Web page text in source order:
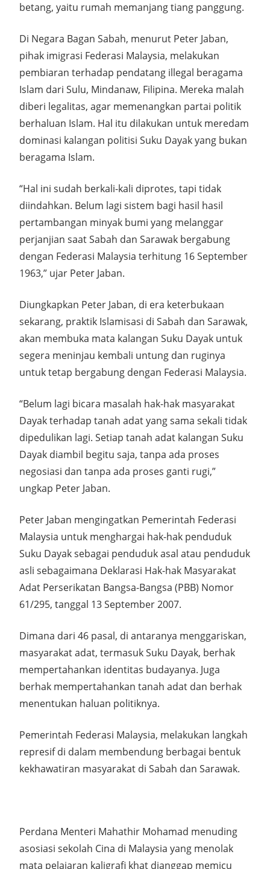
betang, yaitu rumah memanjang tiang panggung.
Di Negara Bagan Sabah, menurut Peter Jaban,
pihak imigrasi Federasi Malaysia, melakukan
pembiaran terhadap pendatang illegal beragama
Islam dari Sulu, Mindanaw, Filipina. Mereka malah
diberi legalitas, agar memenangkan partai politik
berhaluan Islam. Hal itu dilakukan untuk meredam
dominasi kalangan politisi Suku Dayak yang bukan
beragama Islam.
“Hal ini sudah berkali-kali diprotes, tapi tidak
diindahkan. Belum lagi sistem bagi hasil hasil
pertambangan minyak bumi yang melanggar
perjanjian saat Sabah dan Sarawak bergabung
dengan Federasi Malaysia terhitung 16 September
1963,” ujar Peter Jaban.
Diungkapkan Peter Jaban, di era keterbukaan
sekarang, praktik Islamisasi di Sabah dan Sarawak,
akan membuka mata kalangan Suku Dayak untuk
segera meninjau kembali untung dan ruginya
untuk tetap bergabung dengan Federasi Malaysia.
“Belum lagi bicara masalah hak-hak masyarakat
Dayak terhadap tanah adat yang sama sekali tidak
dipedulikan lagi. Setiap tanah adat kalangan Suku
Dayak diambil begitu saja, tanpa ada proses
negosiasi dan tanpa ada proses ganti rugi,”
ungkap Peter Jaban.
Peter Jaban mengingatkan Pemerintah Federasi
Malaysia untuk menghargai hak-hak penduduk
Suku Dayak sebagai penduduk asal atau penduduk
asli sebagaimana Deklarasi Hak-hak Masyarakat
Adat Perserikatan Bangsa-Bangsa (PBB) Nomor
61/295, tanggal 13 September 2007.
Dimana dari 46 pasal, di antaranya menggariskan,
masyarakat adat, termasuk Suku Dayak, berhak
mempertahankan identitas budayanya. Juga
berhak mempertahankan tanah adat dan berhak
menentukan haluan politiknya.
Pemerintah Federasi Malaysia, melakukan langkah
represif di dalam membendung berbagai bentuk
kekhawatiran masyarakat di Sabah dan Sarawak.
Perdana Menteri Mahathir Mohamad menuding
asosiasi sekolah Cina di Malaysia yang menolak
mata pelajaran kaligrafi khat dianggap memicu